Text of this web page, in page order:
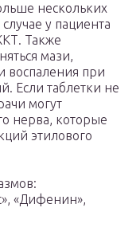
нескольких
у пациента
Также
мази,
воспаления при
Если таблетки не
могут
нерва, которые
этилового
«Дифенин»,